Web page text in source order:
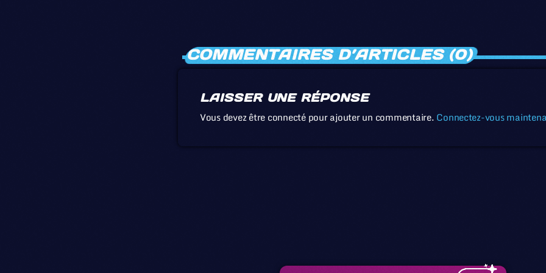
COMMENTAIRES D’ARTICLES (0)
LAISSER UNE RÉPONSE
Vous devez être connecté pour ajouter un commentaire. Connectez-vous